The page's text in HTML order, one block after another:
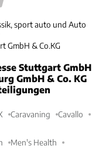
sport auto und Auto
GmbH & Co.KG
Stuttgart GmbH
GmbH & Co. KG
Caravaning Cavallo
Men's Health